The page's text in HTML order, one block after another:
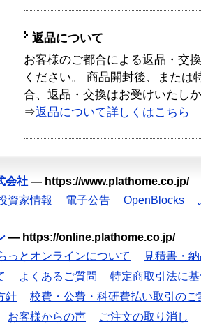
返品について
お客様のご都合による返品・交
ください。 商品開封後、または
合、返品・交換はお受けいたし
⇒返品について詳しくはこちら
会社 — https://www.plathome.co.jp/
資家情報 電子公告 OpenBlocks
— https://online.plathome.co.jp/
っとオンラインについて
見積書・
よくあるご質問
特定商取引法に
針
校費・公費・科研費払い取引のご
お客様からの声 ご注文の取り消し